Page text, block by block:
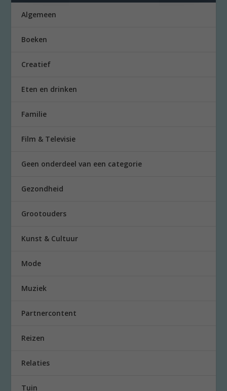
Algemeen
Boeken
Creatief
Eten en drinken
Familie
Film & Televisie
Geen onderdeel van een categorie
Gezondheid
Grootouders
Kunst & Cultuur
Mode
Muziek
Partnercontent
Reizen
Relaties
Tuin